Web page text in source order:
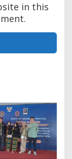
in this